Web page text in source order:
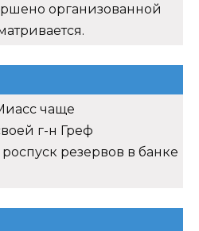
организованной
чаще
г-н Греф
резервов в банке